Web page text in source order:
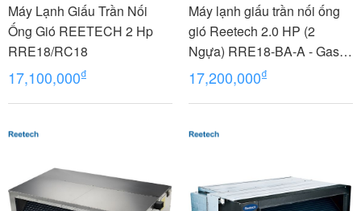
Máy Lạnh Giấu Trần Nối
Ống Gió REETECH 2 Hp
RRE18/RC18
17,100,000₫
Máy lạnh giấu trần nối ống
gió Reetech 2.0 HP (2
Ngựa) RRE18-BA-A - Gas
R410A
17,200,000₫